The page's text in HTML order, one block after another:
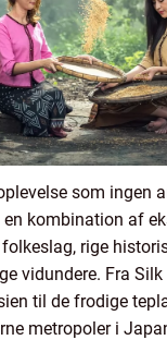
som ingen
kombination af
rige
vidundere. Fra Silk
til de frodige
metropoler i